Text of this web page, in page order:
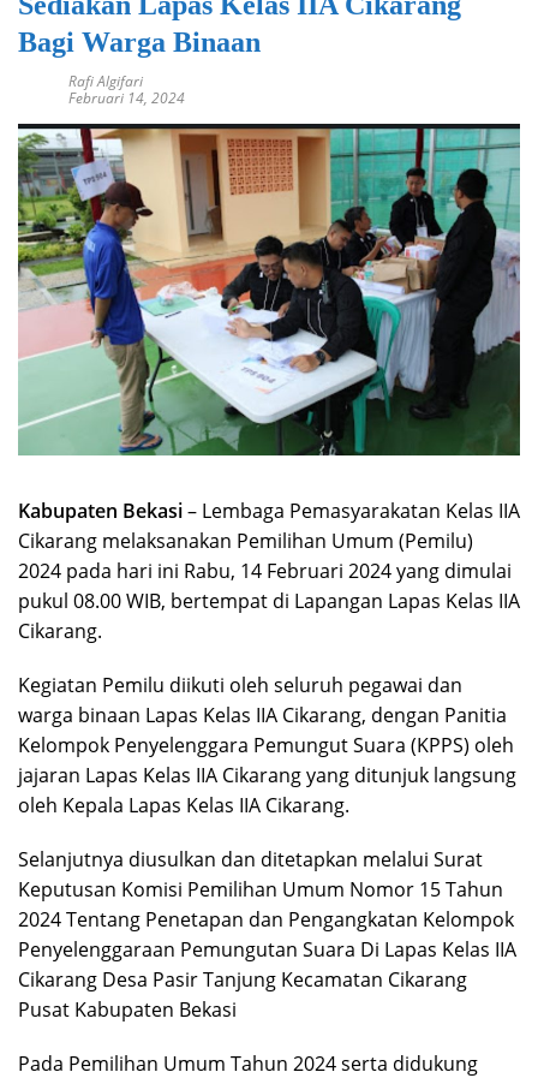
Bagi Warga Binaan
Rafi Algifari
Februari 14, 2024
Kabupaten Bekasi– Lembaga Pemasyarakatan Kelas IIA
Cikarang melaksanakan Pemilihan Umum (Pemilu)
2024 pada hari ini Rabu, 14 Februari 2024 yang dimulai
pukul 08.00 WIB, bertempat di Lapangan Lapas Kelas IIA
Cikarang.
Kegiatan Pemilu diikuti oleh seluruh pegawai dan
warga binaan Lapas Kelas IIA Cikarang, dengan Panitia
Kelompok Penyelenggara Pemungut Suara (KPPS) oleh
jajaran Lapas Kelas IIA Cikarang yang ditunjuk langsung
oleh Kepala Lapas Kelas IIA Cikarang.
Selanjutnya diusulkan dan ditetapkan melalui Surat
Keputusan Komisi Pemilihan Umum Nomor 15 Tahun
2024 Tentang Penetapan dan Pengangkatan Kelompok
Penyelenggaraan Pemungutan Suara Di Lapas Kelas IIA
Cikarang Desa Pasir Tanjung Kecamatan Cikarang
Pusat Kabupaten Bekasi
Pada Pemilihan Umum Tahun 2024 serta didukung